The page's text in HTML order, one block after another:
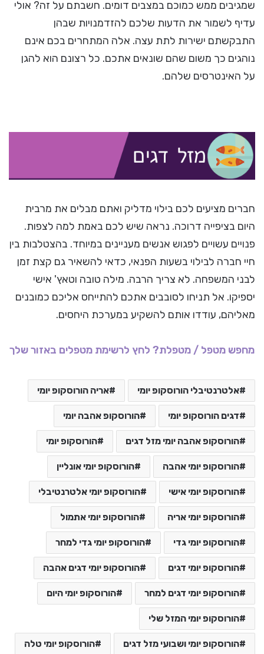
שמגיבים ממש כמוכם במצבים דומים. חשבתם על זה? אולי
עדיף לשמור את הדעות שלכם להזדמנויות שבהן
התבקשתם ישירות לתת עצה. אלה המתחרים בכם אינם
נוהגים כך משום שהם שונאים אתכם. כל רצונם הוא להגן
על האינטרסים שלהם.
חברים מציעים לכם בילוי מדליק ואתם מבלים את מרבית
היום בציפייה דרוכה. נראה שיש לכם באמת למה לצפות.
פנויים עשויים לפגוש אנשים מעניינים במיוחד. בהצטלבות בין
חיי חברה לבילוי בשעות הפנאי, כדאי להשאיר גם קצת זמן
לבני המשפחה. לא צריך הרבה. מילה טובה וטאץ' אישי
יספיקו. אל תניחו לסובבים אתכם להתייחס אליכם כמובנים
מאליהם, עודדו אותם להשקיע במערכת היחסים.
מחפש מטפל / מטפלת? לחץ לרשימת מטפלים באזור שלך
אלטרנטיבלי הורוסקופ יומי אריה הורוסקופ יומי
דגים הורוסקופ יומי הורוסקופ אהבה יומי
הורוסקופ אהבה יומי מזל דגים הורוסקופ יומי
הורוסקופ יומי אהבה הורוסקופ יומי אונליין
הורוסקופ יומי אישי הורוסקופ יומי אלטרנטיבלי
הורוסקופ יומי אריה הורוסקופ יומי אתמול
הורוסקופ יומי גדי הורוסקופ יומי גדי למחר
הורוסקופ יומי דגים הורוסקופ יומי דגים אהבה
הורוסקופ יומי דגים למחר הורוסקופ יומי היום
הורוסקופ יומי המזל שלי
הורוסקופ יומי ושבועי מזל דגים הורוסקופ יומי טלה